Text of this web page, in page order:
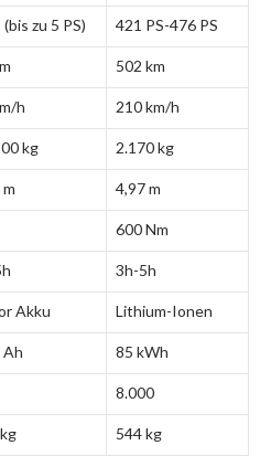
(bis zu 5 PS) 421 PS-476 PS
502 km
h 210 km/h
kg 2.170 kg
4,97 m
600 Nm
3h-5h
Akku Lithium-Ionen
Ah 85 kWh
8.000
544 kg